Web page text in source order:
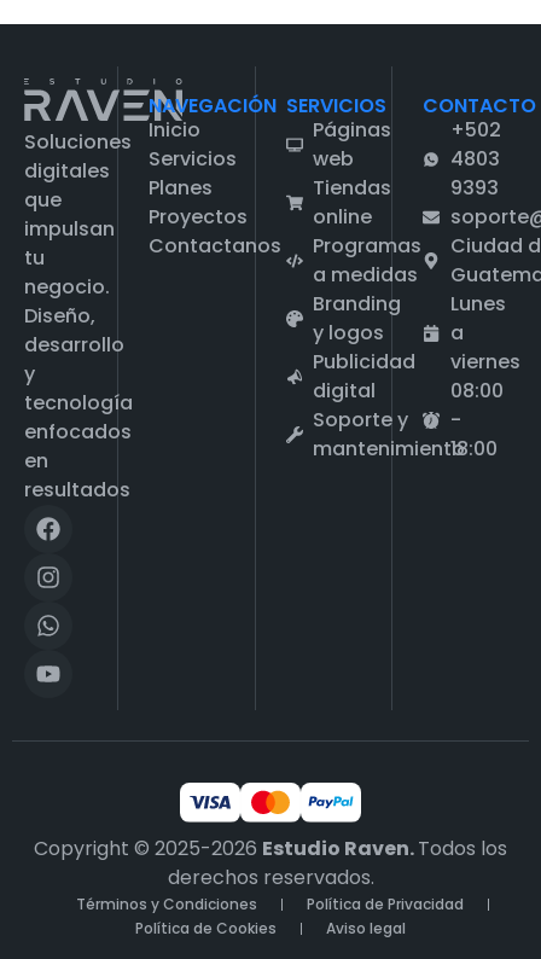
Soluciones
digitales
que
impulsan
tu
negocio.
Diseño,
desarrollo
y
tecnología
enfocados
en
resultados
NAVEGACIÓN
Inicio
Servicios
Planes
Proyectos
Contactanos
SERVICIOS
Páginas
web
Tiendas
online
Programas
a medidas
Branding
y logos
Publicidad
digital
Soporte y
mantenimiento
CONTACTO
+502
4803
9393
Ciudad
Lunes
a
viernes
08:00
-
18:00
Copyright © 2025-2026 Estudio Raven.Todos los
derechos reservados.
Términos y Condiciones
Política de Privacidad
Política de Cookies
Aviso legal